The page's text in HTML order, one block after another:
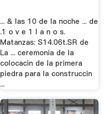
... & las 10 de la noche ... de
.1 o v e 1 I a n o s.
Matanzas: S14.06t.SR de
La ... ceremonia de la
colocacin de la primera
piedra para la construccin
...